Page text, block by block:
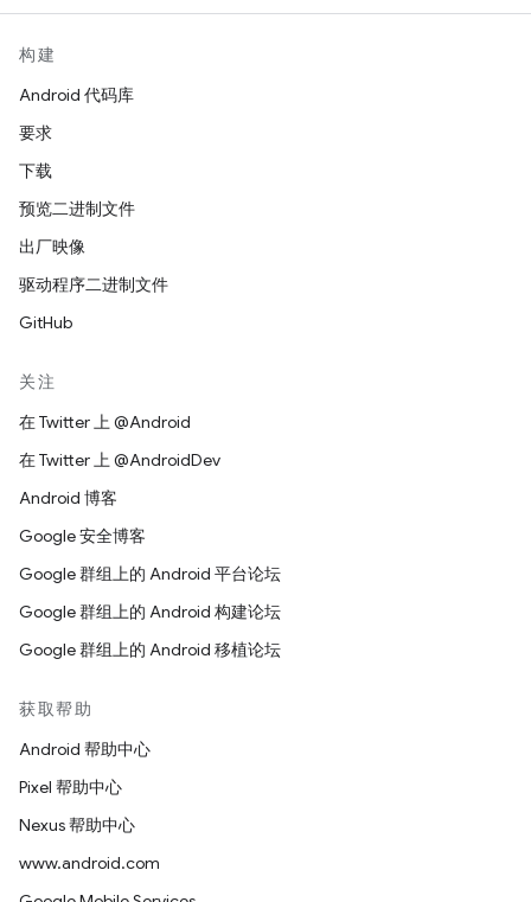
构建
Android 代码库
要求
下载
预览二进制文件
出厂映像
驱动程序二进制文件
GitHub
关注
在 Twitter 上 @Android
在 Twitter 上 @AndroidDev
Android 博客
Google 安全博客
Google 群组上的 Android 平台论坛
Google 群组上的 Android 构建论坛
Google 群组上的 Android 移植论坛
获取帮助
Android 帮助中心
Pixel 帮助中心
Nexus 帮助中心
www.android.com